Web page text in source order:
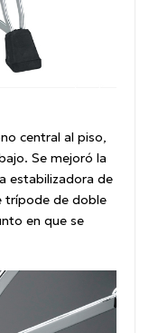
central al piso,
Se mejoró la
estabilizadora de
trípode de doble
en que se